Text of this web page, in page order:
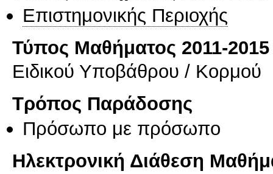
Επιστημονικής Περιοχής
Τύπος Μαθήματος 2011-2015
Ειδικού Υποβάθρου / Κορμού
Τρόπος Παράδοσης
Πρόσωπο με πρόσωπο
Ηλεκτρονική Διάθεση